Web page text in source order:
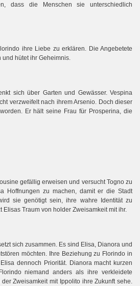
dass die Menschen sie unterschiedlich
ihre Liebe zu erklären. Die Angebetete
hütet ihr Geheimnis.
sich über Garten und Gewässer. Vespina
verzweifelt nach ihrem Arsenio. Doch dieser
Er hält seine Frau für Prosperina, die
gefällig erweisen und versucht Togno zu
Hoffnungen zu machen, damit er die Stadt
sie genötigt sein, ihre wahre Identität zu
Traum von holder Zweisamkeit mit ihr.
sich zusammen. Es sind Elisa, Dianora und
möchten. Ihre Beziehung zu Florindo in
dennoch Priorität. Dianora macht kurzen
niemand anders als ihre verkleidete
Zweisamkeit mit Ippolito ihre Zukunft sehe.